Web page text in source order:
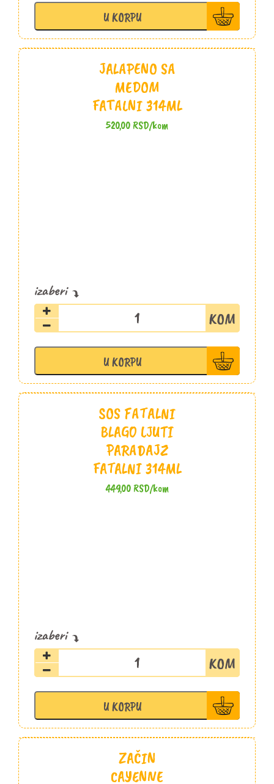
u
maslinovom
ulju
314ml
količina
U KORPU
JALAPENO SA
MEDOM
FATALNI 314ML
520,00RSD/kom
Jalapeno
sa
Fatalni
314ml
količina
U KORPU
SOS FATALNI
BLAGO LJUTI
PARADAJZ
FATALNI 314ML
449,00RSD/kom
Sos
Fatalni
ljuti
Paradajz
Fatalni
314ml
količina
U KORPU
ZAČIN
CAYENNE